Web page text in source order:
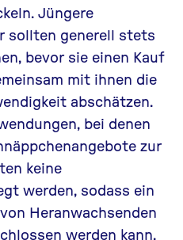
Jüngere
sollten generell stets
bevor sie einen Kauf
mit ihnen die
abschätzen.
bei denen
zur
keine
werden, sodass ein
Heranwachsenden
werden kann.